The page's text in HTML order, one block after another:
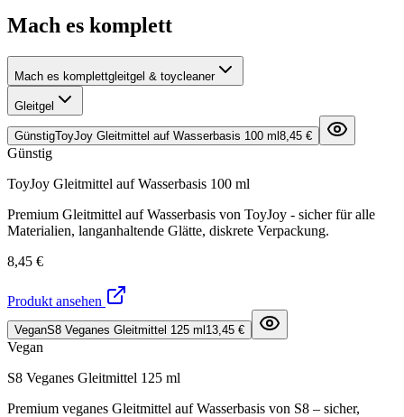
Mach es komplett
Mach es komplettgleitgel & toycleaner
Gleitgel
GünstigToyJoy Gleitmittel auf Wasserbasis 100 ml 8,45 €
Günstig
ToyJoy Gleitmittel auf Wasserbasis 100 ml
Premium Gleitmittel auf Wasserbasis von ToyJoy - sicher für alle
Materialien, langanhaltende Glätte, diskrete Verpackung.
8,45 €
Produkt ansehen
VeganS8 Veganes Gleitmittel 125 ml 13,45 €
Vegan
S8 Veganes Gleitmittel 125 ml
Premium veganes Gleitmittel auf Wasserbasis von S8 – sicher,